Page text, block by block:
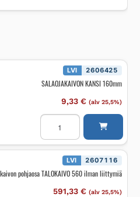
LVI 2606425
SALAOJAKAIVON KANSI 160mm
9,33 € (alv 25,5%)
SALAOJAKAIVON
KANSI
160mm
määrä
LVI 2607116
pohjaosa TALOKAIVO 560 ilman liittymiä
591,33 € (alv 25,5%)